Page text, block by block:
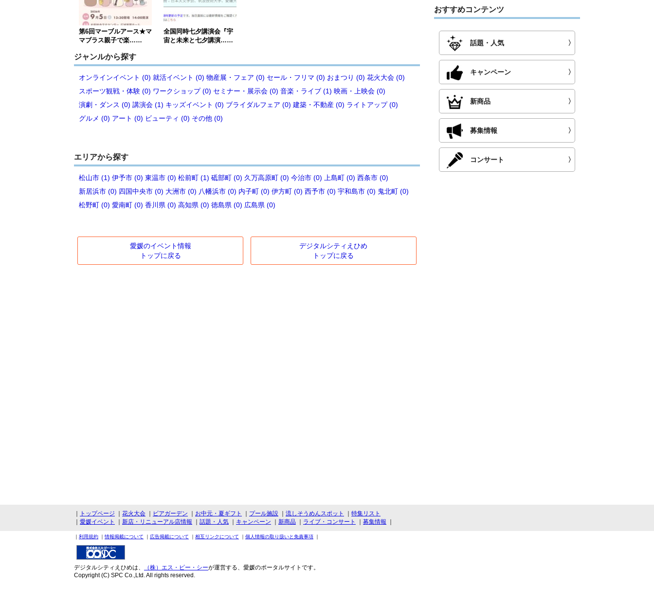
第6回マーブルアース★マ
マブラス親子で楽……
全国同時七夕講演会『宇
宙と未来と七夕講演……
ジャンルから探す
オンラインイベント (0) 就活イベント (0) 物産展・フェア (0) セール・フリマ (0) おまつり (0) 花火大会 (0)
スポーツ観戦・体験 (0) ワークショップ (0) セミナー・展示会 (0) 音楽・ライブ (1) 映画・上映会 (0)
演劇・ダンス (0) 講演会 (1) キッズイベント (0) ブライダルフェア (0) 建築・不動産 (0) ライトアップ (0)
グルメ (0) アート (0) ビューティ (0) その他 (0)
エリアから探す
松山市 (1) 伊予市 (0) 東温市 (0) 松前町 (1) 砥部町 (0) 久万高原町 (0) 今治市 (0) 上島町 (0) 西条市 (0)
新居浜市 (0) 四国中央市 (0) 大洲市 (0) 八幡浜市 (0) 内子町 (0) 伊方町 (0) 西予市 (0) 宇和島市 (0) 鬼北町 (0)
松野町 (0) 愛南町 (0) 香川県 (0) 高知県 (0) 徳島県 (0) 広島県 (0)
愛媛のイベント情報
トップに戻る
デジタルシティえひめ
トップに戻る
おすすめコンテンツ
話題・人気 〉
キャンペーン 〉
新商品 〉
募集情報 〉
コンサート 〉
トップページ 花火大会 ビアガーデン お中元・夏ギフト プール施設 流しそうめんスポット
特集リスト
愛媛イベント 新店・リニューアル店情報 話題・人気 キャンペーン 新商品 ライブ・コンサート 募集情報
｜ 利用規約 ｜ 情報掲載について ｜ 広告掲載について ｜ 相互リンクについて ｜ 個人情報の取り扱いと免責事項 ｜
デジタルシティえひめは、 （株）エス・ピー・シーが運営する、愛媛のポータルサイトです。
Copyright (C) SPC Co.,Ltd. All rights reserved.